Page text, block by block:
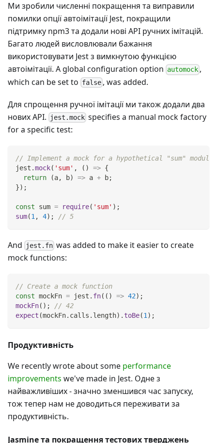
Ми зробили численні покращення та виправили
помилки опції автоімітації Jest, покращили
підтримку npm3 та додали нові API ручних імітацій.
Багато людей висловлювали бажання
використовувати Jest з вимкнутою функцією
автоімітації. A global configuration option automock ,
which can be set to false , was added.
Для спрощення ручної імітації ми також додали два
нових API.
jest.mock specifies a manual mock factory
for a specific test:
// Implement a mock for a hypothetical "sum" module.
jest .mock( 'sum' , ( ) => {
return
(a, b) => a + b;
}) ;
const sum = require( 'sum' ) ;
sum(1 , 4) ; // 5
And jest.fn was added to make it easier to create
mock functions:
// Create a mock function
const mockFn = jest . fn( ( ) => 42) ;
mockFn( ) ;
// 42
expect (mockFn. calls . length) . toBe(1) ;
Продуктивність
We recently wrote about some performance
improvements we've made in Jest. Одне з
найважливіших - значно зменшився час запуску,
тож тепер нам не доводиться переживати за
продуктивність.
Jasmine та покращення тестових тверджень